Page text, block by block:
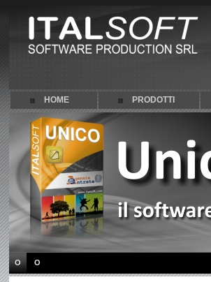
HOME PRODOTTI
O O